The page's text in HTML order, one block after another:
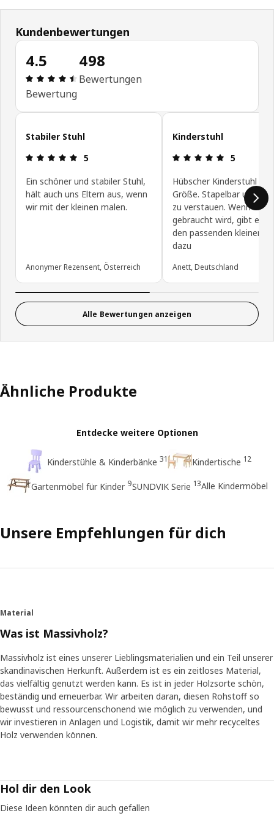
Kundenbewertungen
4.5
Bewertung: 4.5 von 5 Sterne Alle Bewertungen:
Bewertung
498
Bewertungen
Kundenbewertungen überspringen
Stabiler Stuhl
Bewertung: 5 von 5 Sterne
5
Ein schöner und stabiler Stuhl,
hält auch uns Eltern aus, wenn
wir mit der kleinen malen.
Anonymer Rezensent, Österreich
Kinderstuhl
5
Hübscher Kinderstuhl
Größe. Stapelbar und
zu verstauen. Wenn er
gebraucht wird, gibt es
den passenden kleinen
dazu
Anett, Deutschland
Alle Bewertungen anzeigen
Ähnliche Produkte
Entdecke weitere Optionen
Kinderstühle & Kinderbänke 31 Kindertische 12
Gartenmöbel für Kinder 9SUNDVIK Serie 13Alle Kindermöbel
Unsere Empfehlungen für dich
Material
Was ist Massivholz?
Massivholz ist eines unserer Lieblingsmaterialien und ein Teil unserer
skandinavischen Herkunft. Außerdem ist es ein zeitloses Material,
das vielfältig genutzt werden kann. Es ist in jeder Holzsorte schön,
beständig und erneuerbar. Wir arbeiten daran, diesen Rohstoff so
bewusst und ressourcenschonend wie möglich zu verwenden, und
wir investieren in Anlagen und Logistik, damit wir mehr recyceltes
Holz verwenden können.
Hol dir den Look
Diese Ideen könnten dir auch gefallen